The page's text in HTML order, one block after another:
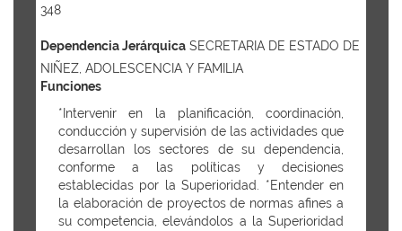
348
Dependencia Jerárquica SECRETARIA DE ESTADO DE
NIÑEZ, ADOLESCENCIA Y FAMILIA
Funciones
*Intervenir en la planificación, coordinación,
conducción y supervisión de las actividades que
desarrollan los sectores de su dependencia,
conforme a las políticas y decisiones
establecidas por la Superioridad. *Entender en
la elaboración de proyectos de normas afines a
su competencia, elevándolos a la Superioridad